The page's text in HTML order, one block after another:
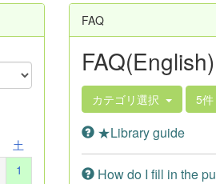
FAQ
FAQ(English)
カテゴリ選択 5件
★Library guide
How do I fill in the
土
1